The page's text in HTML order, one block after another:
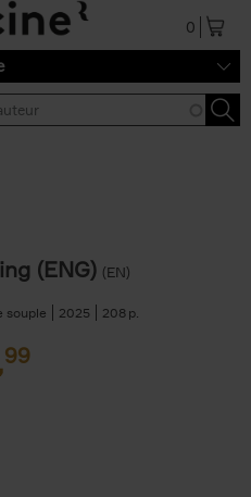
0
(ENG) (EN)
souple
2025 208
99